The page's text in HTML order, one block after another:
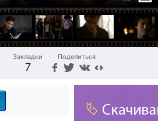
Закладки
7
Поделиться